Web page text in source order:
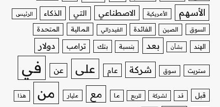
الأسهم الأمريكية الاصطناعي التي الذكاء الرئيس
السوق الصين الفائدة الفيدرالي المالية المتحدة
الهند بشأن بعد بنسبة بنك ترامب دولار
ستريت سوق شركة عام على عن في
قبل قد لشركة للربع ما مع مليار من هذا